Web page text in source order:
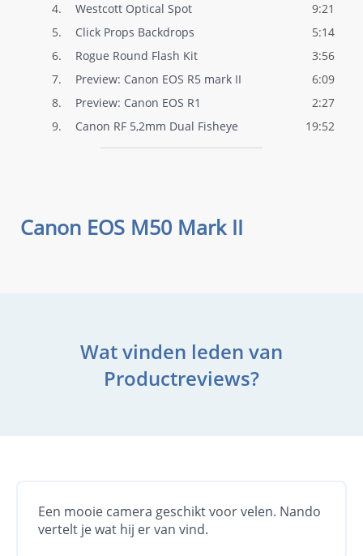
4.
Westcott Optical Spot
9:21
5.
Click Props Backdrops
5:14
6.
Rogue Round Flash Kit
3:56
7.
Preview: Canon EOS R5 mark II
6:09
8.
Preview: Canon EOS R1
2:27
9.
Canon RF 5,2mm Dual Fisheye 19:52
Canon EOS M50 Mark II
Wat vinden leden van
Productreviews?
Een mooie camera geschikt voor velen. Nando
vertelt je wat hij er van vind.